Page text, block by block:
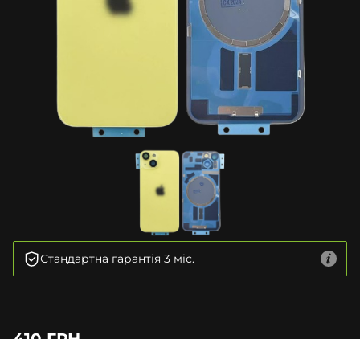
Стандартна гарантія 3 міс.